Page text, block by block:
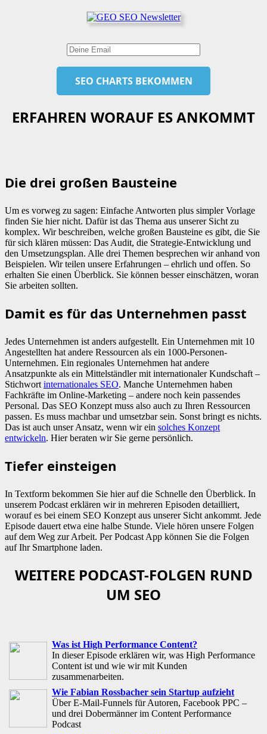
ERFAHREN WORAUF ES ANKOMMT
Die drei großen Bausteine
Um es vorweg zu sagen: Einfache Antworten plus simpler Vorlage
finden Sie hier nicht. Dafür ist das Thema aus unserer Sicht zu
komplex. Wir beschreiben, welche großen Bausteine es gibt, die Sie
für sich klären müssen: Das Audit, die Strategie-Entwicklung und
den Umsetzungsplan. Alle drei Themen besprechen wir anhand von
Beispielen. Wir teilen unsere Erfahrungen – ehrlich und offen. So
erhalten Sie einen Überblick. Sie können besser einschätzen, woran
Sie arbeiten sollten.
Damit es für das Unternehmen passt
Jedes Unternehmen ist anders aufgestellt. Ein Unternehmen mit 10
Angestellten hat andere Ressourcen als ein 1000-Personen-
Unternehmen. Ein regionales Unternehmen hat andere
Ansatzpunkte als ein Mittelständler mit internationaler Kundschaft –
Stichwort internationales SEO. Manche Unternehmen haben
Fachkräfte im Online-Marketing – andere noch kein passendes
Personal. Das SEO Konzept muss also auch zu Ihren Ressourcen
passen. Es muss machbar und umsetzbar sein. Sonst bringt es nichts.
Das ist auch unser Ansatz, wenn wir ein solches Konzept
entwickeln. Hier beraten wir Sie gerne persönlich.
Tiefer einsteigen
In Textform bekommen Sie hier auf die Schnelle den Überblick. In
unserem Podcast erklären wir in mehreren Episoden detailliert,
worauf es bei einem SEO Konzept aus unserer Sicht ankommt. Jede
Episode dauert etwa eine halbe Stunde. Viele hören unsere Folgen
auf dem Weg zur Arbeit. Per Podcast App können Sie die Folgen
auf Ihr Smartphone laden.
WEITERE PODCAST-FOLGEN RUND
UM SEO
Was ist High Performance Content?
In dieser Episode erklären wir, was High Performance
Content ist und wie wir mit Kunden
zusammenarbeiten.
Wie Fabian Rossbacher sein Startup aufzieht
Über E-Mail-Funnels für Autoren, Facebook PPC –
und drei Dobermänner im Content Performance
Podcast